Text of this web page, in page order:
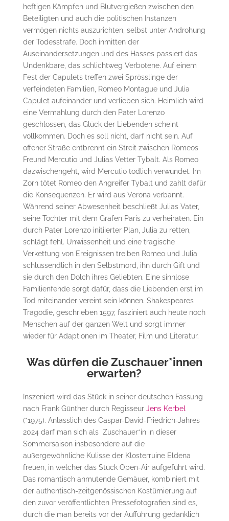
heftigen Kämpfen und Blutvergießen zwischen den
Beteiligten und auch die politischen Instanzen
vermögen nichts auszurichten, selbst unter Androhung
der Todesstrafe. Doch inmitten der
Auseinandersetzungen und des Hasses passiert das
Undenkbare, das schlichtweg Verbotene. Auf einem
Fest der Capulets treffen zwei Sprösslinge der
verfeindeten Familien, Romeo Montague und Julia
Capulet aufeinander und verlieben sich. Heimlich wird
eine Vermählung durch den Pater Lorenzo
geschlossen, das Glück der Liebenden scheint
vollkommen. Doch es soll nicht, darf nicht sein. Auf
offener Straße entbrennt ein Streit zwischen Romeos
Freund Mercutio und Julias Vetter Tybalt. Als Romeo
dazwischengeht, wird Mercutio tödlich verwundet. Im
Zorn tötet Romeo den Angreifer Tybalt und zahlt dafür
die Konsequenzen. Er wird aus Verona verbannt.
Während seiner Abwesenheit beschließt Julias Vater,
seine Tochter mit dem Grafen Paris zu verheiraten. Ein
durch Pater Lorenzo initiierter Plan, Julia zu retten,
schlägt fehl. Unwissenheit und eine tragische
Verkettung von Ereignissen treiben Romeo und Julia
schlussendlich in den Selbstmord, ihn durch Gift und
sie durch den Dolch ihres Geliebten. Eine sinnlose
Familienfehde sorgt dafür, dass die Liebenden erst im
Tod miteinander vereint sein können. Shakespeares
Tragödie, geschrieben 1597, fasziniert auch heute noch
Menschen auf der ganzen Welt und sorgt immer
wieder für Adaptionen im Theater, Film und Literatur.
Was dürfen die Zuschauer*innen
erwarten?
Inszeniert wird das Stück in seiner deutschen Fassung
nach Frank Günther durch Regisseur Jens Kerbel
(*1975). Anlässlich des Caspar-David-Friedrich-Jahres
2024 darf man sich als Zuschauer*in in dieser
Sommersaison insbesondere auf die
außergewöhnliche Kulisse der Klosterruine Eldena
freuen, in welcher das Stück Open-Air aufgeführt wird.
Das romantisch anmutende Gemäuer, kombiniert mit
der authentisch-zeitgenössischen Kostümierung auf
den zuvor veröffentlichten Pressefotografien sind es,
durch die man bereits vor der Aufführung gedanklich